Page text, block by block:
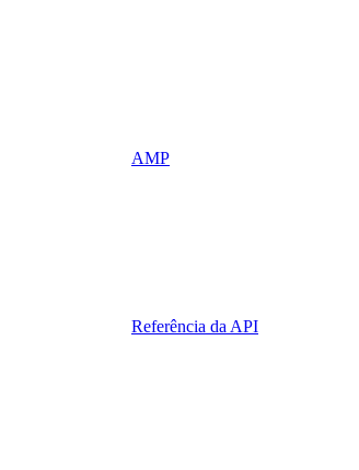
AMP
Referência da API